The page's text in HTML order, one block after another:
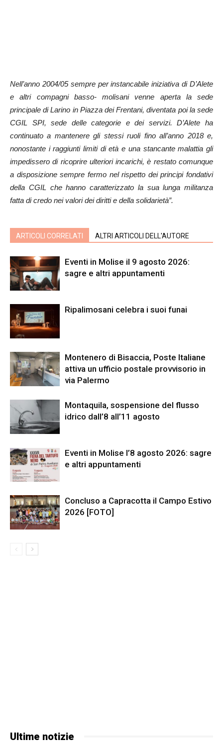
Nell’anno 2004/05 sempre per instancabile iniziativa di D’Alete
e altri compagni basso- molisani venne aperta la sede
principale di Larino in Piazza dei Frentani, diventata poi la sede
CGIL SPI, sede delle categorie e dei servizi. D’Alete ha
continuato a mantenere gli stessi ruoli fino all’anno 2018 e,
nonostante i raggiunti limiti di età e una stancante malattia gli
impedissero di ricoprire ulteriori incarichi, è restato comunque
a disposizione sempre fermo nel rispetto dei principi fondativi
della CGIL che hanno caratterizzato la sua lunga militanza
fatta di credo nei valori dei diritti e della solidarietà”.
ARTICOLI CORRELATI ALTRI ARTICOLI DELL'AUTORE
Eventi in Molise il 9 agosto 2026:
sagre e altri appuntamenti
Ripalimosani celebra i suoi funai
Montenero di Bisaccia, Poste Italiane
attiva un ufficio postale provvisorio in
via Palermo
Montaquila, sospensione del flusso
idrico dall’8 all’11 agosto
Eventi in Molise l’8 agosto 2026: sagre
e altri appuntamenti
Concluso a Capracotta il Campo Estivo
2026 [FOTO]
Ultime notizie